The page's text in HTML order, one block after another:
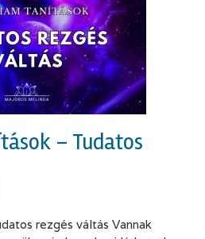
– Tudatos
rezgés váltás Vannak